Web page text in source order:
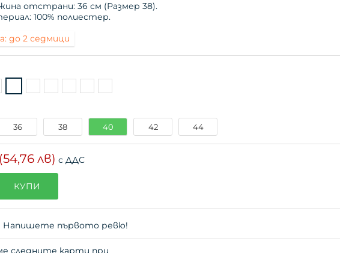
отстрани: 36 см (Размер 38).
100% полиестер.
до 2 седмици
36 38 40 42 44
(54,76 лв) с ДДС
КУПИ
Напишете първото ревю!